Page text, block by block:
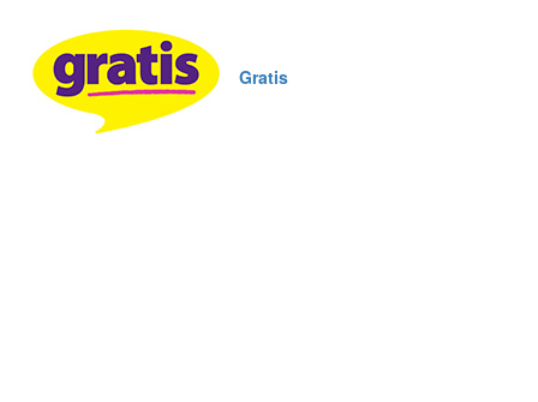
Gratis